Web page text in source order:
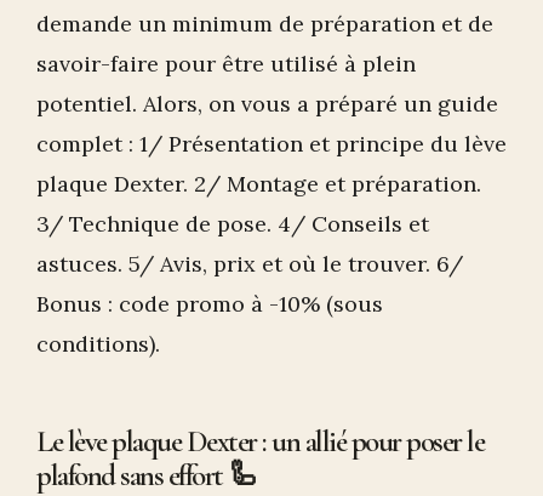
demande un minimum de préparation et de
savoir-faire pour être utilisé à plein
potentiel. Alors, on vous a préparé un guide
complet : 1/ Présentation et principe du lève
plaque Dexter. 2/ Montage et préparation.
3/ Technique de pose. 4/ Conseils et
astuces. 5/ Avis, prix et où le trouver. 6/
Bonus : code promo à -10% (sous
conditions).
Le lève plaque Dexter : un allié pour poser le
plafond sans effort 🦾